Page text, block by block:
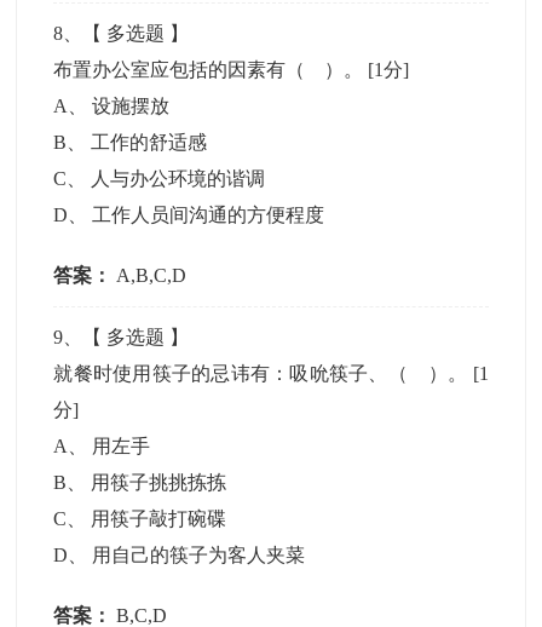
8 、【 多选题 】
布置办公室应包括的因素有（ ）。 [1分]
A
、设施摆放
B
工作的舒适感
C
人与办公环境的谐调
D
工作人员间沟通的方便程度
答案： A,B,C,D
9 、【 多选题 】
就餐时使用筷子的忌讳有：吸吮筷子、（ ）。 [1
分]
A
用左手
B
用筷子挑挑拣拣
C
用筷子敲打碗碟
D
用自己的筷子为客人夹菜
答案： B,C,D